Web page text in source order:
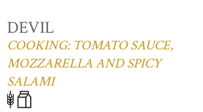
DEVIL
COOKING: TOMATO SAUCE,
MOZZARELLA AND SPICY
SALAMI